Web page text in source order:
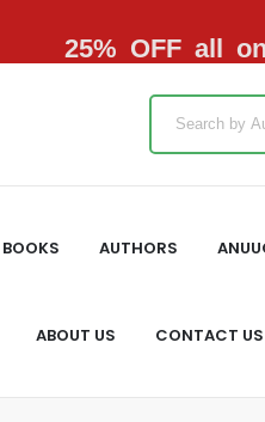
25% OFF all
BOOKS AUTHORS
ABOUT US CONTACT US